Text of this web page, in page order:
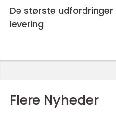
De største
levering
Flere Nyheder